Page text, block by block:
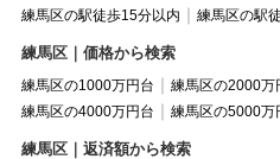
練馬区の駅徒歩15分以内
練馬区の駅
練馬区｜価格から検索
練馬区の1000万円台 練馬区の2000万
練馬区の4000万円台
練馬区の5000万
練馬区｜返済額から検索